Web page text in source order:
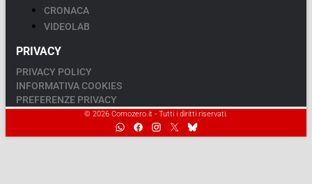
CRONACA
VIDEOLAB
PRIVACY
PRIVACY POLICY
INFORMATIVA COOKIES
PREFERENZE PRIVACY
© 2026 Comozero.it - Tutti i diritti riservati.